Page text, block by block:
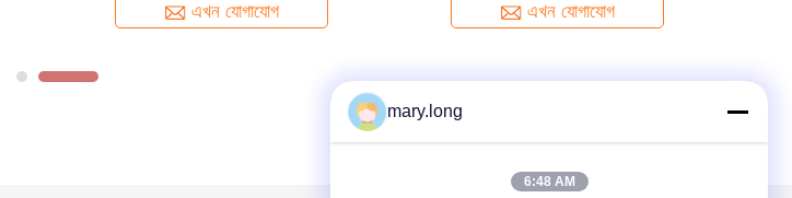
এখন যোগাযোগ এখন যোগাযোগ
mary.long
6:48 AM